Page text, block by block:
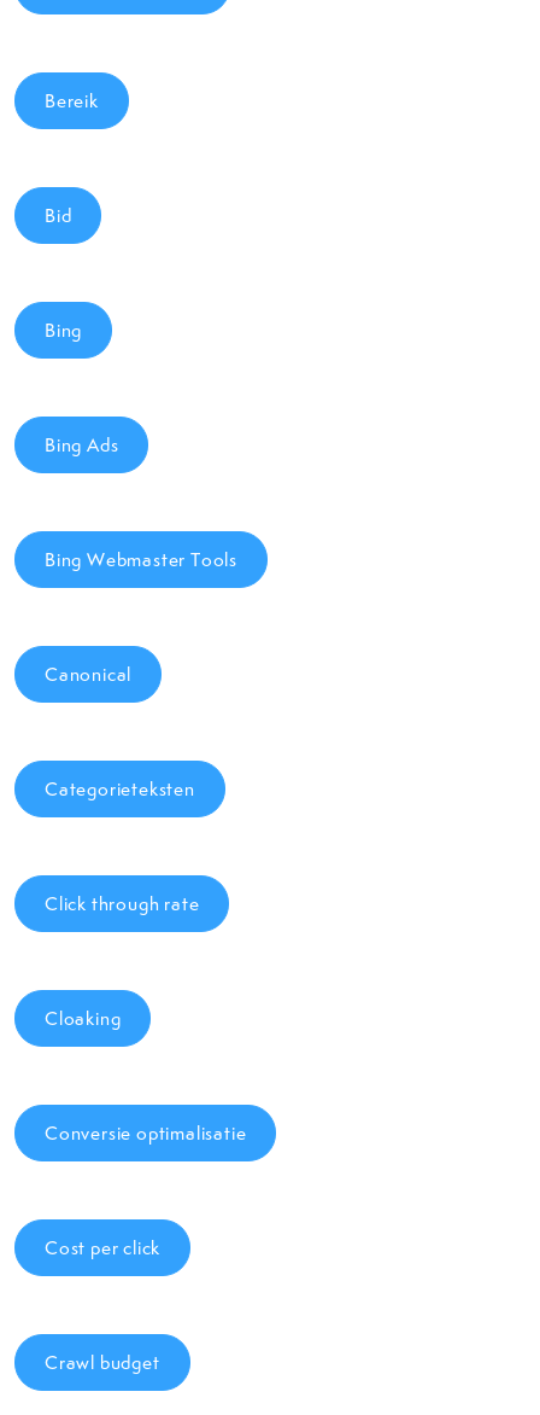
Bereik
Bid
Bing
Bing Ads
Bing Webmaster Tools
Canonical
Categorieteksten
Click through rate
Cloaking
Conversie optimalisatie
Cost per click
Crawl budget